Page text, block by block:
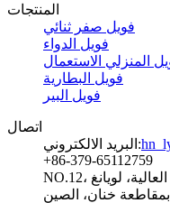
المنتجات
فويل صفر ثنائي
فويل الدواء
المنزلي الاستعمال
فويل البطارية
فويل البير
اتصال
البريد الالكتروني:
+86-379-65112759
NO.12، فنغ الطريق، منطقة تنمية التكنولوجيا العالية، لويانغ
بمقاطعة خنان، الصين